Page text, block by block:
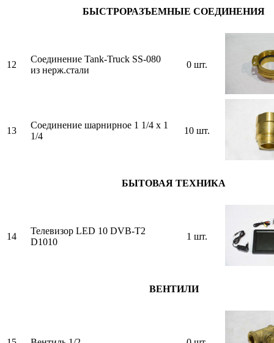
БЫСТРОРАЗЪЕМНЫЕ СОЕДИНЕНИЯ
12
Соединение Tank-Truck SS-080
из нерж.стали
0 шт.
13
Соединение шарнирное 1 1/4 х 1
1/4
10 шт.
БЫТОВАЯ ТЕХНИКА
14
Телевизор LED 10 DVB-T2
D1010
1 шт.
ВЕНТИЛИ